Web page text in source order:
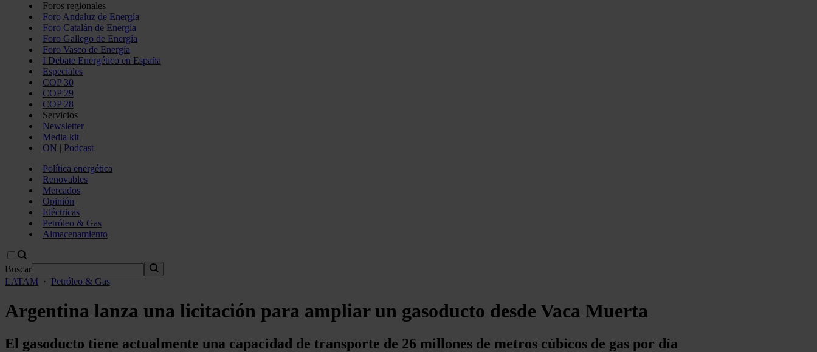
Foros regionales
Foro Andaluz de Energía
Foro Catalán de Energía
Foro Gallego de Energía
Foro Vasco de Energía
I Debate Energético en España
Especiales
COP 30
COP 29
COP 28
Servicios
Newsletter
Media kit
ON | Podcast
Política energética
Renovables
Mercados
Opinión
Eléctricas
Petróleo & Gas
Almacenamiento
Buscar
LATAM · Petróleo & Gas
Argentina lanza una licitación para ampliar un gasoducto desde Vaca Muerta
El gasoducto tiene actualmente una capacidad de transporte de 26 millones de metros cúbicos de gas por día